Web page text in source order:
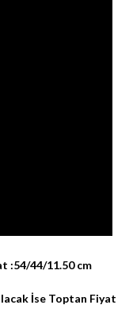
:54/44/11.50 cm
İse Toptan Fiyat